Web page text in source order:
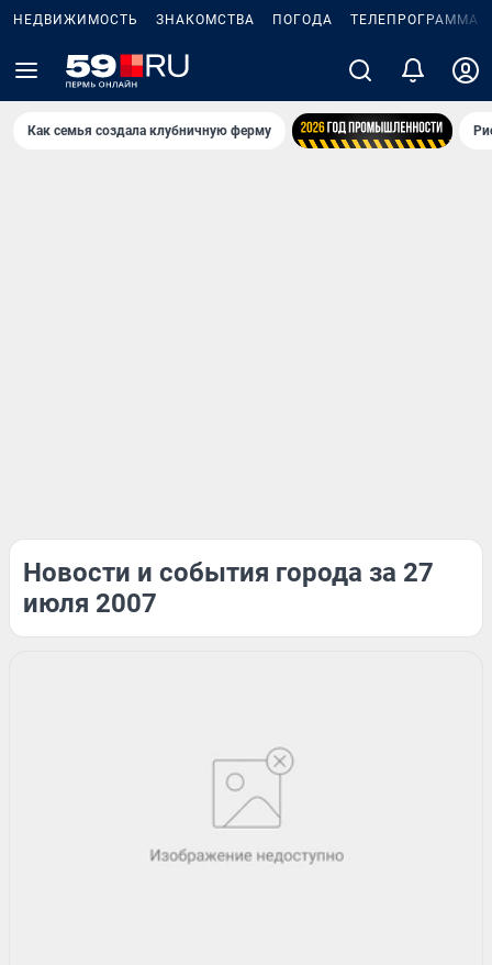
НЕДВИЖИМОСТЬ ЗНАКОМСТВА ПОГОДА ТЕЛЕПРОГРАММА
Как семья создала клубничную ферму
Новости и события города за 27
июля 2007